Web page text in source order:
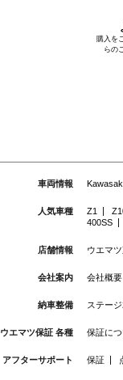
購入を
らの
車両情報
人気車種 Z1
400SS
店舗情報 ウエマ
会社案内 会社概要
納車整備 ステー
ウエマツ保証 各種 保証に
アフターサポート 保証